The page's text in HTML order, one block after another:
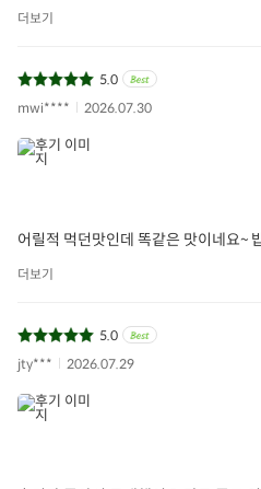
더보기
5.0
mwi****
2026.07.30
어릴적 먹던맛인데 똑같은
더보기
5.0
jty***
2026.07.29